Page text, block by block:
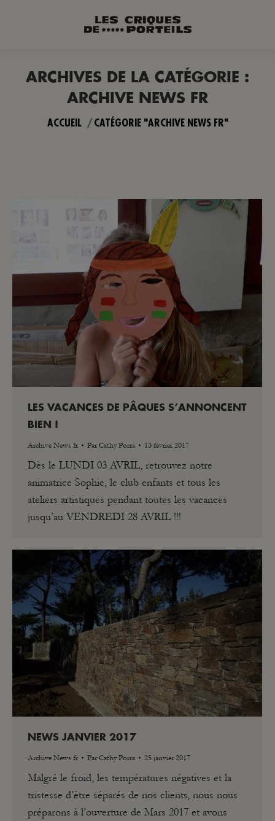
ARCHIVES DE LA CATÉGORIE :
ARCHIVE NEWS FR
Vous êtes ici :
ACCUEIL CATÉGORIE "ARCHIVE NEWS FR"
LES VACANCES DE PÂQUES S’ANNONCENT
BIEN !
Archive News fr Par Cathy Porra 13 février 2017
Dès le LUNDI 03 AVRIL, retrouvez notre
animatrice Sophie, le club enfants et tous les
ateliers artistiques pendant toutes les vacances
jusqu’au VENDREDI 28 AVRIL !!!
NEWS JANVIER 2017
Archive News fr Par Cathy Porra 25 janvier 2017
Malgré le froid, les températures négatives et la
tristesse d’être séparés de nos clients, nous nous
préparons à l’ouverture de Mars 2017 et avons